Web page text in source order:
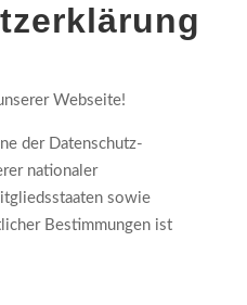
Webseite!
der Datenschutz-
nationaler
sowie
Bestimmungen ist